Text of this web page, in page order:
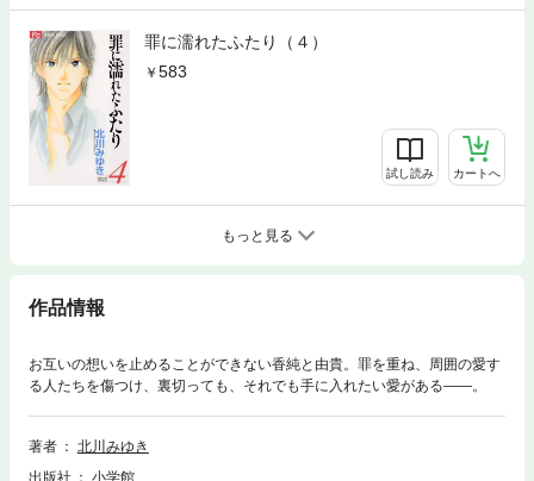
罪に濡れたふたり（４）
583
試し読み カートへ
もっと見る
作品情報
お互いの想いを止めることができない香純と由貴。罪を重ね、周囲の愛す
る人たちを傷つけ、裏切っても、それでも手に入れたい愛がある――。
著者
北川みゆき
出版社
小学館